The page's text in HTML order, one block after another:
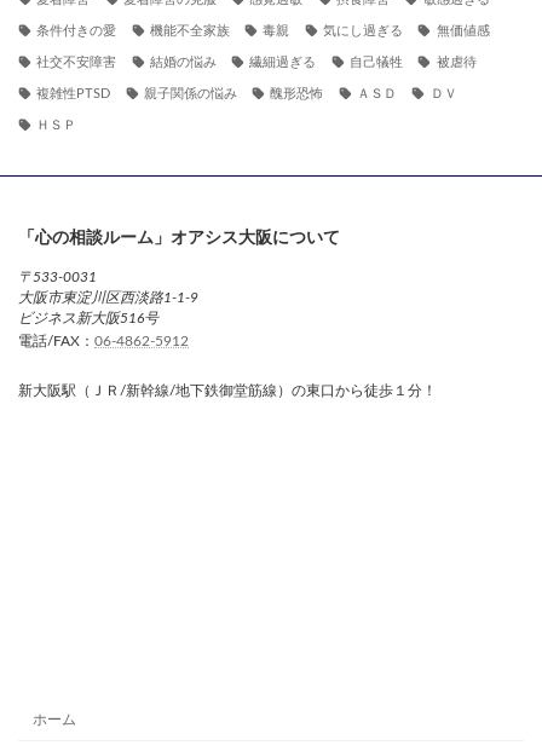
条件付きの愛 機能不全家族 毒親 気にし過ぎる 無価値感
社交不安障害 結婚の悩み 繊細過ぎる 自己犠牲 被虐待
複雑性PTSD 親子関係の悩み 醜形恐怖 ＡＳＤ ＤＶ
ＨＳＰ
「心の相談ルーム」オアシス大阪について
〒533-0031
大阪市東淀川区西淡路1-1-9
ビジネス新大阪516号
電話/FAX： 06-4862-5912
新大阪駅（ＪＲ/新幹線/地下鉄御堂筋線）の東口から徒歩１分！
ホーム